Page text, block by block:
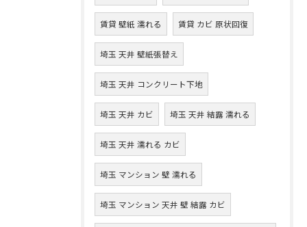
賃貸 壁紙 濡れる 賃貸 カビ 原状回復
埼玉 天井 壁紙張替え
埼玉 天井 コンクリート下地
埼玉 天井 カビ 埼玉 天井 結露 濡れる
埼玉 天井 濡れる カビ
埼玉 マンション 壁 濡れる
埼玉 マンション 天井 壁 結露 カビ